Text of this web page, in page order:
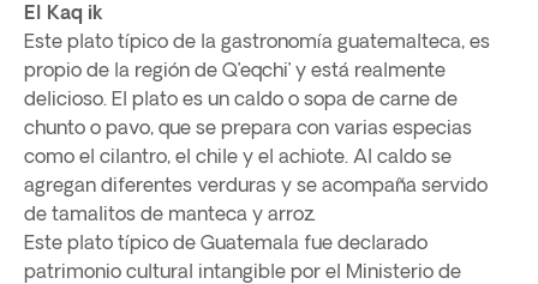
El Kaq ik
Este plato típico de la gastronomía guatemalteca, es
propio de la región de Q’eqchi’ y está realmente
delicioso. El plato es un caldo o sopa de carne de
chunto o pavo, que se prepara con varias especias
como el cilantro, el chile y el achiote. Al caldo se
agregan diferentes verduras y se acompaña servido
de tamalitos de manteca y arroz.
Este plato típico de Guatemala fue declarado
patrimonio cultural intangible por el Ministerio de